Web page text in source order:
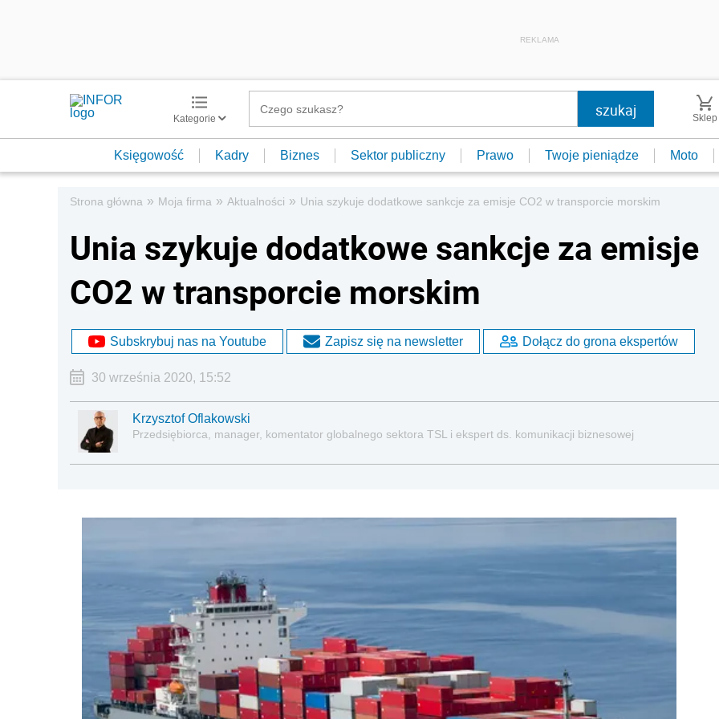
REKLAMA
Kategorie Sklep
Księgowość Kadry Biznes Sektor publiczny Prawo Twoje pieniądze Moto
Strona główna » Moja firma » Aktualności » Unia szykuje dodatkowe sankcje za emisje CO2 w transporcie morskim
Unia szykuje dodatkowe sankcje za emisje
CO2 w transporcie morskim
Subskrybuj nas na Youtube Zapisz się na newsletter Dołącz do grona ekspertów
30 września 2020, 15:52
Krzysztof Oflakowski
Przedsiębiorca, manager, komentator globalnego sektora TSL i ekspert ds. komunikacji biznesowej